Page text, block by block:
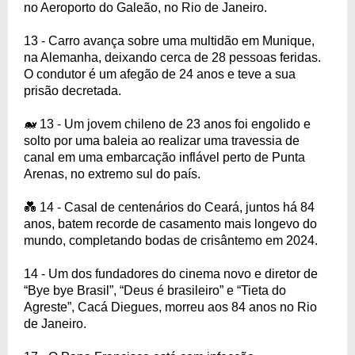
no Aeroporto do Galeão, no Rio de Janeiro.
13 - Carro avança sobre uma multidão em Munique,
na Alemanha, deixando cerca de 28 pessoas feridas.
O condutor é um afegão de 24 anos e teve a sua
prisão decretada.
🐋 13 - Um jovem chileno de 23 anos foi engolido e
solto por uma baleia ao realizar uma travessia de
canal em uma embarcação inflável perto de Punta
Arenas, no extremo sul do país.
💑 14 - Casal de centenários do Ceará, juntos há 84
anos, batem recorde de casamento mais longevo do
mundo, completando bodas de crisântemo em 2024.
14 - Um dos fundadores do cinema novo e diretor de
“Bye bye Brasil”, “Deus é brasileiro” e “Tieta do
Agreste”, Cacá Diegues, morreu aos 84 anos no Rio
de Janeiro.